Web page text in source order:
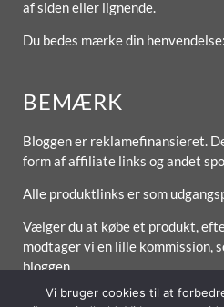
af siden eller lignende.
Du bedes mærke din
BEMÆRK
Bloggen er reklamefinansieret.
form af affiliate links og andet
Alle produktlinks er som
Vælger du at købe et produkt,
modtager vi en lille kommission,
bloggen.
Vi bruger cookies til at